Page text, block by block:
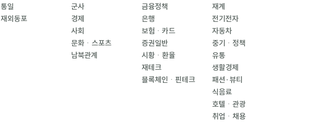
통일
재외동포
군사
경제
사회
문화ㆍ스포츠
남북관계
금융정책
은행
보험ㆍ카드
증권일반
시황ㆍ환율
재테크
블록체인ㆍ핀테크
재계
전기전자
자동차
중기ㆍ정책
유통
생활경제
패션·뷰티
식음료
호텔ㆍ관광
취업ㆍ채용